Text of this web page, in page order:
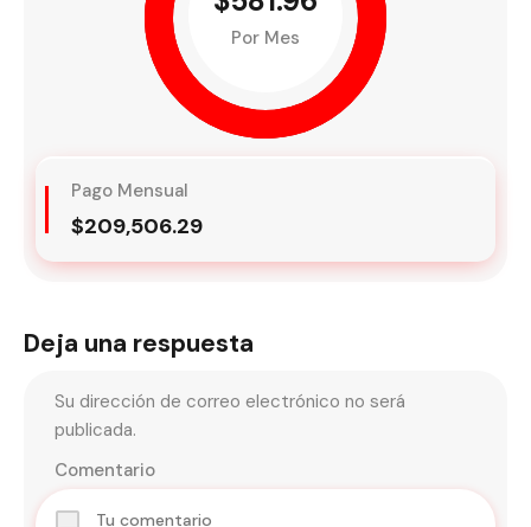
Por Mes
Pago Mensual
$209,506.29
Deja una respuesta
Su dirección de correo electrónico no será
publicada.
Comentario